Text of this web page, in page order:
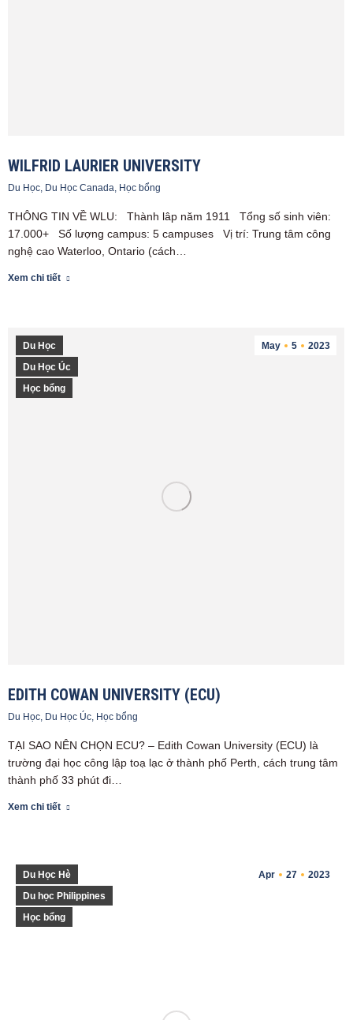
WILFRID LAURIER UNIVERSITY
Du Học, Du Học Canada, Học bổng
THÔNG TIN VỀ WLU: Thành lâp năm 1911 Tổng số sinh viên:
17.000+ Số lượng campus: 5 campuses Vị trí: Trung tâm công
nghệ cao Waterloo, Ontario (cách…
Xem chi tiết
May 5 2023
Du Học
Du Học Úc
Học bổng
EDITH COWAN UNIVERSITY (ECU)
Du Học, Du Học Úc, Học bổng
TẠI SAO NÊN CHỌN ECU? – Edith Cowan University (ECU) là
trường đại học công lập toạ lạc ở thành phố Perth, cách trung tâm
thành phố 33 phút đi…
Xem chi tiết
Apr 27 2023
Du Học Hè
Du học Philippines
Học bổng